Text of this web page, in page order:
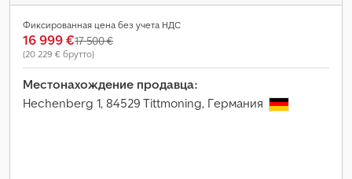
Фиксированная цена без учета НДС
16 999 €17 500 €
(20 229 € брутто)
Местонахождение продавца:
Hechenberg 1, 84529 Tittmoning, Германия